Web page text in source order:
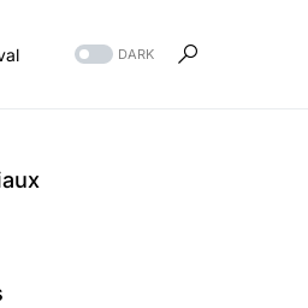
DARK